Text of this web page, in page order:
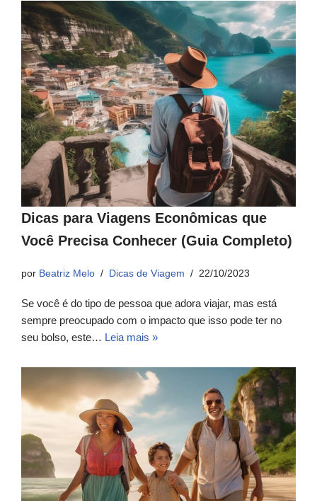
Dicas para Viagens Econômicas que
Você Precisa Conhecer (Guia Completo)
por Beatriz Melo Dicas de Viagem 22/10/2023
Se você é do tipo de pessoa que adora viajar, mas está
sempre preocupado com o impacto que isso pode ter no
seu bolso, este… Leia mais »